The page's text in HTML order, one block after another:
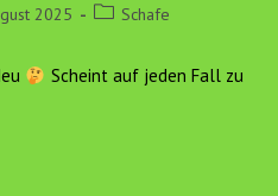
2025
Beitrags-
Schafe
Scheint auf jeden Fall zu